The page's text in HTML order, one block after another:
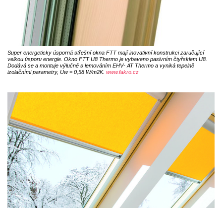
Super energeticky úsporná střešní okna FTT mají inovativní konstrukci zaručující
velkou úsporu energie. Okno FTT U8 Thermo je vybaveno pasivním čtyřsklem U8.
Dodává se a montuje výlučně s lemováním EHV- AT Thermo a vyniká tepelně
izolačními parametry, Uw = 0,58 W/m2K. www.fakro.cz